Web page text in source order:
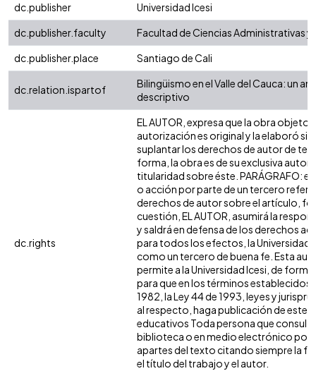
dc.publisher
Universidad Icesi
dc.publisher.faculty
Facultad de Ciencias Administrativas
dc.publisher.place
Santiago de Cali
dc.relation.ispartof
Bilingüismo en el Valle del Cauca: un
descriptivo
dc.rights
EL AUTOR, expresa que la obra objeto
autorización es original y la elaboró
suplantar los derechos de autor de
forma, la obra es de su exclusiva
titularidad sobre éste. PARÁGRAFO:
o acción por parte de un tercero
derechos de autor sobre el artículo,
cuestión, EL AUTOR, asumirá la
y saldrá en defensa de los derechos
para todos los efectos, la Universidad
como un tercero de buena fe. Esta
permite a la Universidad Icesi, de
para que en los términos establecidos
1982, la Ley 44 de 1993, leyes y
al respecto, haga publicación de este
educativos Toda persona que consulte
biblioteca o en medio electrónico
apartes del texto citando siempre la
el título del trabajo y el autor.